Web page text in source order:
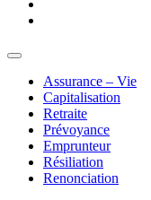
Assurance – Vie
Capitalisation
Retraite
Prévoyance
Emprunteur
Résiliation
Renonciation